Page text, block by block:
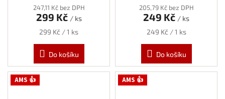
247,11 Kč bez DPH
299 Kč / ks
Měrná
299 Kč / 1 ks
Do košíku
205,79 Kč bez DPH
249 Kč / ks
Měrná
249 Kč / 1 ks
Do košíku
AMS 👍 AMS 👍